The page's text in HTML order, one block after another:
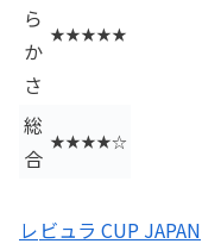
ら
か
さ
★★★★★
総
合
★★★★☆
レ ビュラ CUP JAPAN